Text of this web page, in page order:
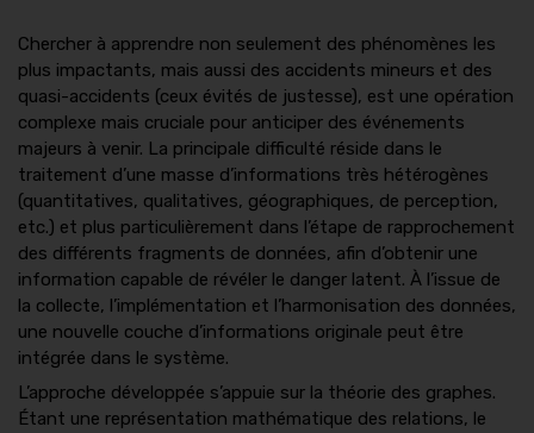
Chercher à apprendre non seulement des phénomènes les
plus impactants, mais aussi des accidents mineurs et des
quasi-accidents (ceux évités de justesse), est une opération
complexe mais cruciale pour anticiper des événements
majeurs à venir. La principale difficulté réside dans le
traitement d’une masse d’informations très hétérogènes
(quantitatives, qualitatives, géographiques, de perception,
etc.) et plus particulièrement dans l’étape de rapprochement
des différents fragments de données, afin d’obtenir une
information capable de révéler le danger latent. À l’issue de
la collecte, l’implémentation et l’harmonisation des données,
une nouvelle couche d’informations originale peut être
intégrée dans le système.
L’approche développée s’appuie sur la théorie des graphes.
Étant une représentation mathématique des relations, le